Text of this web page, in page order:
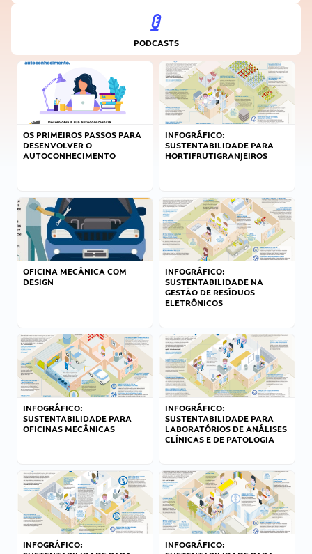
PODCASTS
OS PRIMEIROS PASSOS PARA
DESENVOLVER O
AUTOCONHECIMENTO
INFOGRÁFICO:
SUSTENTABILIDADE PARA
HORTIFRUTIGRANJEIROS
OFICINA MECÂNICA COM
DESIGN
INFOGRÁFICO:
SUSTENTABILIDADE NA
GESTÃO DE RESÍDUOS
ELETRÔNICOS
INFOGRÁFICO:
SUSTENTABILIDADE PARA
OFICINAS MECÂNICAS
INFOGRÁFICO:
SUSTENTABILIDADE PARA
LABORATÓRIOS DE ANÁLISES
CLÍNICAS E DE PATOLOGIA
INFOGRÁFICO:
INFOGRÁFICO: